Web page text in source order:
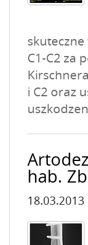
C1-C2 za
i C2 oraz
hab.